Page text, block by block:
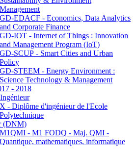
Management
GD-EDACF - Economics, Data Analytics
and Corporate Finance
GD-IOT - Internet of Things : Innovation
and Management Program (IoT)
GD-SCUP - Smart Cities and Urban
Policy
GD-STEEM - Energy Environment :
Science Technology & Management
- 2018
X - Diplôme d'ingénieur de l'Ecole
Polytechnique
(DNM)
M1QMI - M1 FODQ - Maj. QMI -
Quantique, mathematiques, informatique